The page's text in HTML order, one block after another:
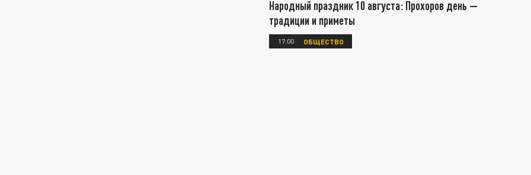
Народный праздник 10 августа: Прохоров день —
традиции и приметы
17:00 ОБЩЕСТВО